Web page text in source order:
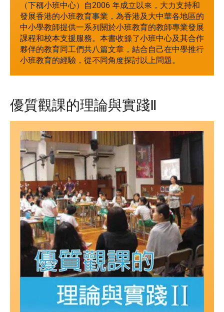
（下稱小班中心）自2006 年成立以來，大力支持和
發展香港的小班教育事業，為香港及大中華各地區的
中小學教師提供一系列關於小班教育的教師專業發展
課程和校本支援服務。本書收錄了小班中心及其合作
夥伴的教育同工們共八篇文章，結合自己在中學推行
小班教育的經驗，從不同角度探討以上問題。
優質觀課的理論與實踐Ⅱ